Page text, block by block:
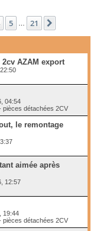
5 21
AZAM export
04:54
pièces détachées 2CV
le remontage
aimée après
12:57
19:44
pièces détachées 2CV